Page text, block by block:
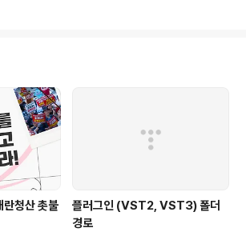
역시 공수처 법안에 대해서도 무제한 토론, 필리버
데요. 여러분 공수처 법안 최..
청산 촛불
플러그인 (VST2, VST3) 폴더
경로